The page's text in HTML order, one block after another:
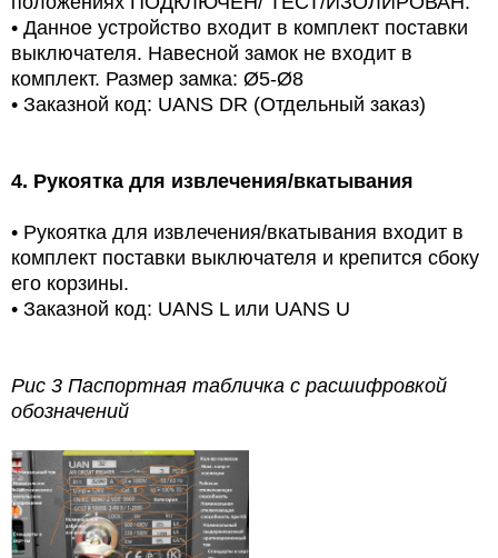
• Данное устройство входит в комплект поставки
выключателя. Навесной замок не входит в
комплект. Размер замка: Ø5-Ø8
• Заказной код: UANS DR (Отдельный заказ)
4. Рукоятка для извлечения/вкатывания
• Рукоятка для извлечения/вкатывания входит в
комплект поставки выключателя и крепится сбоку
его корзины.
• Заказной код: UANS L или UANS U
Рис 3 Паспортная табличка с расшифровкой
обозначений